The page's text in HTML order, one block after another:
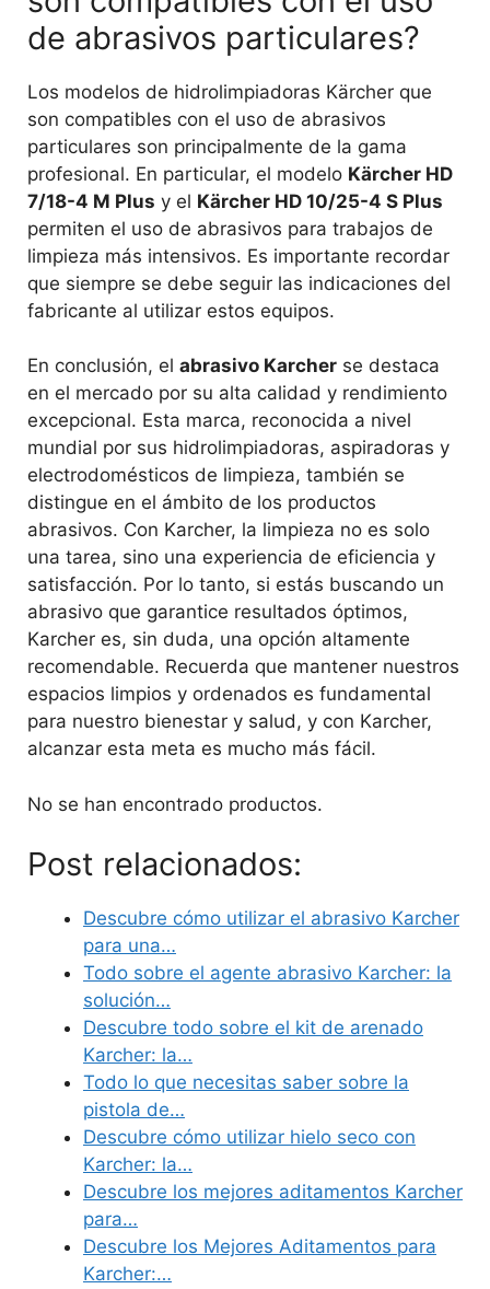
de abrasivos particulares?
Los modelos de hidrolimpiadoras Kärcher que
son compatibles con el uso de abrasivos
particulares son principalmente de la gama
profesional. En particular, el modelo Kärcher HD
7/18-4 M Plus y el Kärcher HD 10/25-4 S Plus
permiten el uso de abrasivos para trabajos de
limpieza más intensivos. Es importante recordar
que siempre se debe seguir las indicaciones del
fabricante al utilizar estos equipos.
En conclusión, el abrasivo Karcher se destaca
en el mercado por su alta calidad y rendimiento
excepcional. Esta marca, reconocida a nivel
mundial por sus hidrolimpiadoras, aspiradoras y
electrodomésticos de limpieza, también se
distingue en el ámbito de los productos
abrasivos. Con Karcher, la limpieza no es solo
una tarea, sino una experiencia de eficiencia y
satisfacción. Por lo tanto, si estás buscando un
abrasivo que garantice resultados óptimos,
Karcher es, sin duda, una opción altamente
recomendable. Recuerda que mantener nuestros
espacios limpios y ordenados es fundamental
para nuestro bienestar y salud, y con Karcher,
alcanzar esta meta es mucho más fácil.
No se han encontrado productos.
Post relacionados:
Descubre cómo utilizar el abrasivo Karcher
para una…
Todo sobre el agente abrasivo Karcher: la
solución…
Descubre todo sobre el kit de arenado
Karcher: la…
Todo lo que necesitas saber sobre la
pistola de…
Descubre cómo utilizar hielo seco con
Karcher: la…
Descubre los mejores aditamentos Karcher
para…
Descubre los Mejores Aditamentos para
Karcher:…